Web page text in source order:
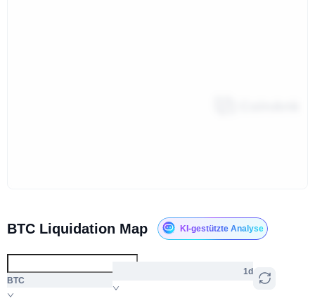
BTC Liquidation Map KI-gestützte Analyse
BTC
1d